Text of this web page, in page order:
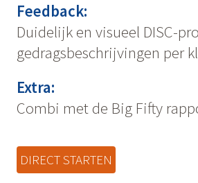
Feedback:
Duidelijk en visueel DISC-
gedragsbeschrijvingen per
Extra:
Combi met de Big Fifty
DIRECT STARTEN